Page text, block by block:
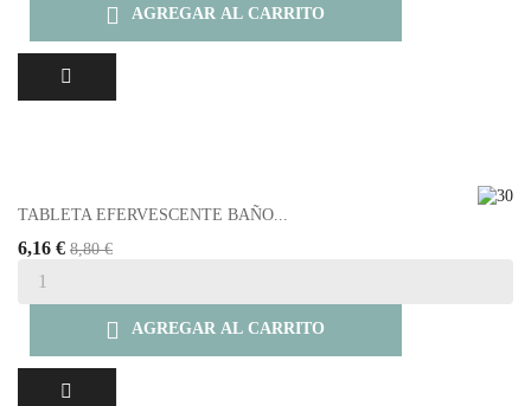
 AGREGAR AL CARRITO
TABLETA EFERVESCENTE BAÑO...
6,16 € 8,80 €
 AGREGAR AL CARRITO